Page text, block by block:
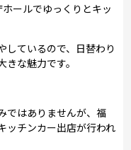
ールでゆっくりとキッ
しているので、日替わり
な魅力です。
ではありませんが、福
ッチンカー出店が行われ